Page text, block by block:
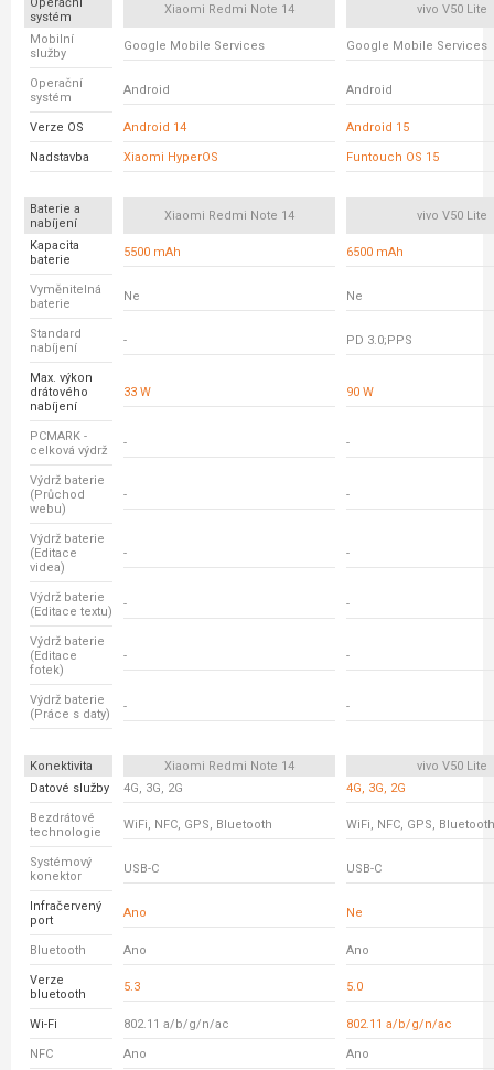
systém
Xiaomi Redmi Note 14 vivo V50 Lite
Mobilní
služby
Google Mobile Services Google Mobile Services
Operační
systém
Android Android
Verze OS Android 14 Android 15
Nadstavba Xiaomi HyperOS Funtouch OS 15
Baterie a
nabíjení
Xiaomi Redmi Note 14 vivo V50 Lite
Kapacita
baterie
5500 mAh 6500 mAh
Vyměnitelná
baterie
Ne Ne
Standard
nabíjení
- PD 3.0;PPS
Max. výkon
drátového
nabíjení
33 W 90 W
PCMARK -
celková výdrž
- -
Výdrž baterie
(Průchod
webu)
- -
Výdrž baterie
(Editace
videa)
- -
Výdrž baterie
(Editace textu)
- -
Výdrž baterie
(Editace
fotek)
- -
Výdrž baterie
(Práce s daty)
- -
Konektivita Xiaomi Redmi Note 14
vivo V50 Lite
Datové služby
4G, 3G, 2G 4G, 3G, 2G
Bezdrátové
technologie
WiFi, NFC, GPS, Bluetooth WiFi, NFC, GPS, Bluetooth
Systémový
konektor
USB-C USB-C
Infračervený
port
Ano Ne
Bluetooth Ano Ano
Verze
bluetooth
5.3 5.0
Wi-Fi 802.11 a/b/g/n/ac 802.11 a/b/g/n/ac
NFC Ano Ano